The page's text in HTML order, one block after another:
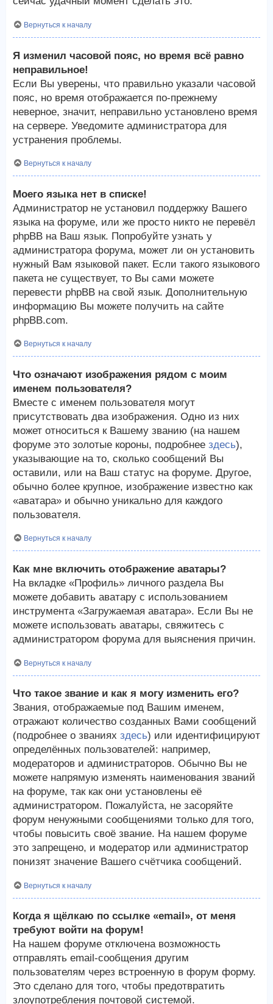
Вернуться к началу
Я изменил часовой пояс, но время всё равно
неправильное!
Если Вы уверены, что правильно указали часовой
пояс, но время отображается по-прежнему
неверное, значит, неправильно установлено время
на сервере. Уведомите администратора для
устранения проблемы.
Вернуться к началу
Моего языка нет в списке!
Администратор не установил поддержку Вашего
языка на форуме, или же просто никто не перевёл
phpBB на Ваш язык. Попробуйте узнать у
администратора форума, может ли он установить
нужный Вам языковой пакет. Если такого языкового
пакета не существует, то Вы сами можете
перевести phpBB на свой язык. Дополнительную
информацию Вы можете получить на сайте
phpBB.com.
Вернуться к началу
Что означают изображения рядом с моим
именем пользователя?
Вместе с именем пользователя могут
присутствовать два изображения. Одно из них
может относиться к Вашему званию (на нашем
форуме это золотые короны, подробнее здесь),
указывающие на то, сколько сообщений Вы
оставили, или на Ваш статус на форуме. Другое,
обычно более крупное, изображение известно как
«аватара» и обычно уникально для каждого
пользователя.
Вернуться к началу
Как мне включить отображение аватары?
На вкладке «Профиль» личного раздела Вы
можете добавить аватару с использованием
инструмента «Загружаемая аватара». Если Вы не
можете использовать аватары, свяжитесь с
администратором форума для выяснения причин.
Вернуться к началу
Что такое звание и как я могу изменить его?
Звания, отображаемые под Вашим именем,
отражают количество созданных Вами сообщений
(подробнее о званиях здесь) или идентифицируют
определённых пользователей: например,
модераторов и администраторов. Обычно Вы не
можете напрямую изменять наименования званий
на форуме, так как они установлены её
администратором. Пожалуйста, не засоряйте
форум ненужными сообщениями только для того,
чтобы повысить своё звание. На нашем форуме
это запрещено, и модератор или администратор
понизят значение Вашего счётчика сообщений.
Вернуться к началу
Когда я щёлкаю по ссылке «email», от меня
требуют войти на форум!
На нашем форуме отключена возможность
отправлять email-сообщения другим
пользователям через встроенную в форум форму.
Это сделано для того, чтобы предотвратить
злоупотребления почтовой системой.